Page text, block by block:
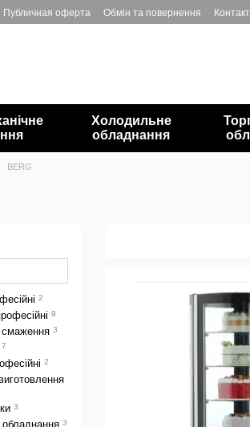
контенту
Публичная оферта Обмін та повернення
Холодильне
обладнання
BERG
2
9
смаження 3
7
2
3
3